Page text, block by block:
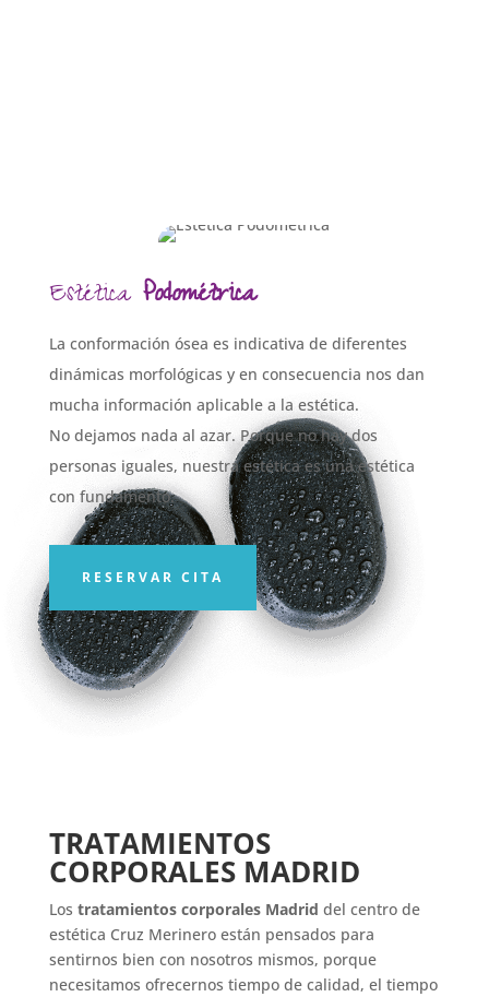
Estética Podométrica
La conformación ósea es indicativa de diferentes
dinámicas morfológicas y en consecuencia nos dan
mucha información aplicable a la estética.
No dejamos nada al azar. Porque no hay dos
personas iguales, nuestra estética es una estética
con fundamento.
RESERVAR CITA
TRATAMIENTOS
CORPORALES MADRID
Los tratamientos corporales Madrid del centro de
estética Cruz Merinero están pensados para
sentirnos bien con nosotros mismos, porque
necesitamos ofrecernos tiempo de calidad, el tiempo